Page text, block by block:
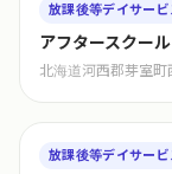
放課後等デイサービ
アフタースクー
北海道河西郡芽室町
放課後等デイサービ